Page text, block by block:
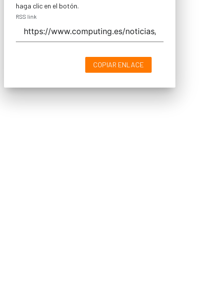
haga clic en el botón.
RSS link
COPIAR ENLACE